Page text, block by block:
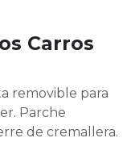
Carros
removible para
Parche
de cremallera.